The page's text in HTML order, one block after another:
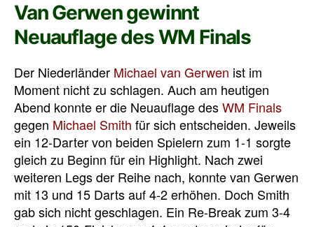
Van Gerwen gewinnt
Neuauflage des WM Finals
Der Niederländer Michael van Gerwen ist im
Moment nicht zu schlagen. Auch am heutigen
Abend konnte er die Neuauflage desWM Finals
gegen Michael Smith für sich entscheiden. Jeweils
ein 12-Darter von beiden Spielern zum 1-1 sorgte
gleich zu Beginn für ein Highlight. Nach zwei
weiteren Legs der Reihe nach, konnte van Gerwen
mit 13 und 15 Darts auf 4-2 erhöhen. Doch Smith
gab sich nicht geschlagen. Ein Re-Break zum 3-4